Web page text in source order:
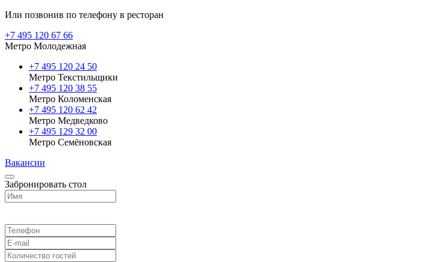
Или позвонив по телефону в ресторан
+7 495 120 67 66
Метро Молодежная
+7 495 120 24 50
Метро Текстильщики
+7 495 120 38 55
Метро Коломенская
‎+7 495 120 62 42
Метро Медведково
+7 495 129 32 00
Метро Семёновская
Вакансии
Забронировать стол